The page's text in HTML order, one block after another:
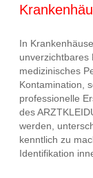
In
unverzichtbares
medizinisches
Kontamination,
professionelle
des
werden,
kenntlich zu
Identifikation